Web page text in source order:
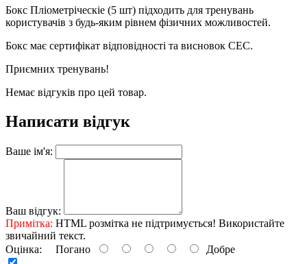
Бокс Пліометріческіе (5 шт) підходить для тренувань
користувачів з будь-яким рівнем фізичних можливостей.
Бокс має сертифікат відповідності та висновок СЕС.
Приємних тренувань!
Немає відгуків про цей товар.
Написати відгук
Ваше ім'я:
Ваш відгук:
Примітка: HTML розмітка не підтримується! Використайте
звичайний текст.
Оцінка: Погано Добре